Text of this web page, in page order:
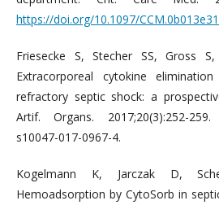
https://doi.org/10.1097/
Friesecke S, Stecher SS, Gross
Extracorporeal cytokine
refractory septic shock: a
Artif. Organs. 2017;20(3):252-259.
s10047-017-0967-4.
Kogelmann K, Jarczak D,
Hemoadsorption by CytoSorb in